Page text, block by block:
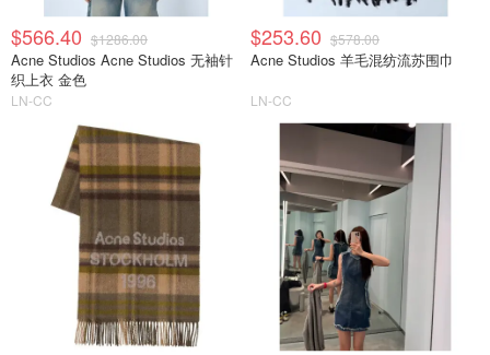
$566.40 $1286.00
Acne Studios Acne Studios 无袖针
织上衣 金色
LN-CC
$253.60 $578.00
Acne Studios 羊毛混纺流苏围巾
LN-CC